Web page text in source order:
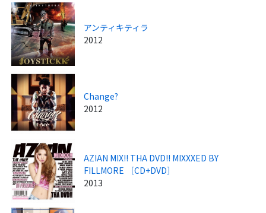
アンティキティラ
2012
Change?
2012
AZIAN MIX!! THA DVD!! MIXXXED BY
FILLMORE ［CD+DVD］
2013